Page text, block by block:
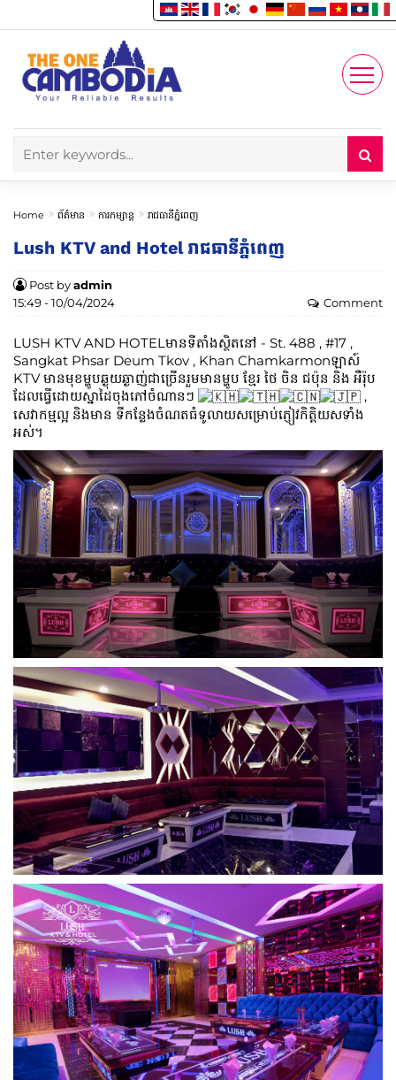
Account
Enjoy
Home ព័ត៌មាន ការកម្សាន្ត រាជធានីភ្នំពេញ
Lush KTV and Hotel រាជធានីភ្នំពេញ
Post byadmin
15:49 - 10/04/2024
Comment
LUSH KTV AND HOTELមានទីតាំងស្ថិតនៅ - St. 488 , #17 ,
Sangkat Phsar Deum Tkov , Khan Chamkarmonឡាស៍
KTV មានមុខម្ហូបឆ្ងុយឆ្ងាញ់ជាច្រើនរួមមានម្ហូប ខ្មែរ ថៃ ចិន ជប៉ុន និង អឺរ៉ុប
ដែលធ្វើដោយស្នាដៃចុងភៅចំណានៗ
,
សេវាកម្មល្អ និងមាន ទីកន្លែងចំណតធំទូលាយសម្រោប់ភ្ញៀវកិត្តិយសទាំង
អស់។